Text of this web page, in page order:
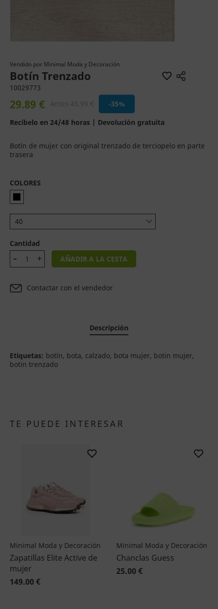
Vendido por Minimal Moda y Decoración
Botín Trenzado
10029773
29.89 €
-35%
Recíbelo en 24/48 horas | Devolución gratuita
Botín de mujer con original trenzado de terciopelo en parte
trasera
COLORES
40
Cantidad
AÑADIR A LA CESTA
Contactar con el vendedor
Descripción
Etiquetas: botín, bota, calzado, bota mujer, botin mujer,
botin trenzado
TE PUEDE INTERESAR
Minimal Moda y Decoración
Zapatillas Elite Active de
mujer
149.00 €
Minimal Moda y Decoración
Chanclas Guess
25.00 €